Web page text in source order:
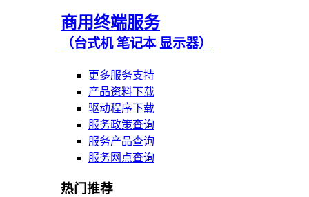
商用终端服务
（台式机 笔记本 显示器）
更多服务支持
产品资料下载
驱动程序下载
服务政策查询
服务产品查询
服务网点查询
热门推荐